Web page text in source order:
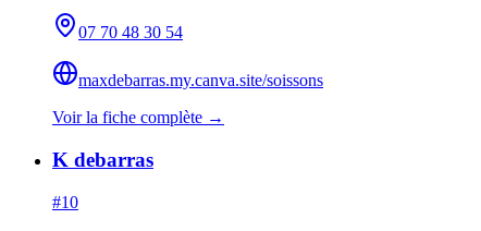
07 70 48 30 54
maxdebarras.my.canva.site/soissons
Voir la fiche complète →
K debarras
#10